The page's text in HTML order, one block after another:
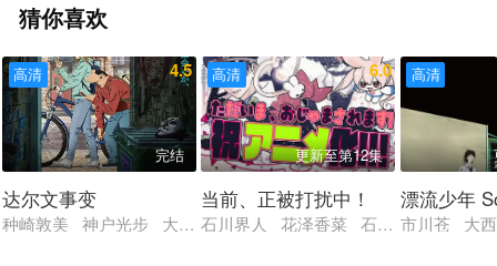
猜你喜欢
高清 4.5
完结
达尔文事变
种崎敦美 神户光步 大塚明夫 森川智之 佐藤利奈 上田燿司
高清 6.0
更新至第12集
当前、正被打扰中！
石川界人 花泽香菜 石谷春贵 小林
高清
漂流少年
市川苍 大